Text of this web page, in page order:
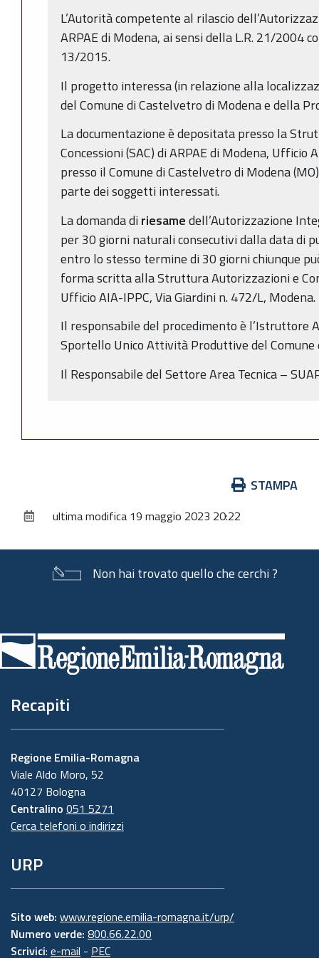
L’Autorità competente al rilascio
ARPAE di Modena, ai sensi della L.R. 21/2004
13/2015.
Il progetto interessa (in relazione alla
del Comune di Castelvetro di Modena e della
La documentazione è depositata presso la
Concessioni (SAC) di ARPAE di Modena, Ufficio
presso il Comune di Castelvetro di Modena
parte dei soggetti interessati.
La domanda diriesamedell’Autorizzazione
per 30 giorni naturali consecutivi dalla data di
entro lo stesso termine di 30 giorni chiunque
forma scritta alla Struttura Autorizzazioni e
Ufficio AIA-IPPC, Via Giardini n. 472/L, Modena.
Il responsabile del procedimento è l’Istruttore
Sportello Unico Attività Produttive del Comune
Il Responsabile del Settore Area Tecnica –
documento
STAMPA
ultima modifica 19 maggio 2023 20:22
Non hai trovato quello che cerchi ?
di
pagina
Recapiti
Regione Emilia-Romagna
Viale Aldo Moro, 52
40127 Bologna
Centralino 051 5271
Cerca telefoni o indirizzi
URP
Sito web: www.regione.emilia-romagna.it/urp/
Numero verde: 800.66.22.00
Scrivici: e-mail - PEC